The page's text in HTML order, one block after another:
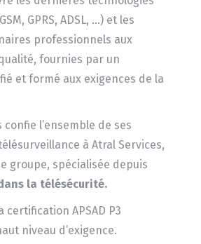
GPRS, ADSL, …) et les
professionnels aux
fournies par un
et formé aux exigences de la
confie l’ensemble de ses
à Atral Services,
groupe, spécialisée depuis
la télésécurité.
certification APSAD P3
niveau d’exigence.